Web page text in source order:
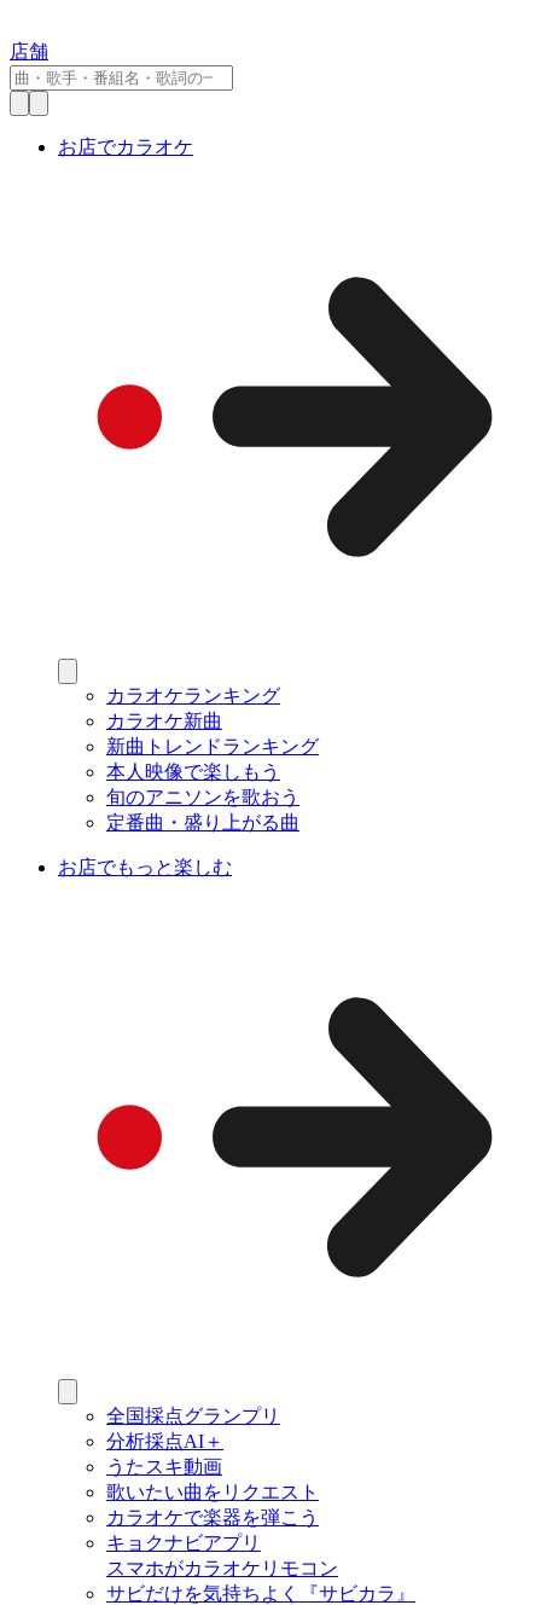
店舗
お店でカラオケ
カラオケランキング
カラオケ新曲
新曲トレンドランキング
本人映像で楽しもう
旬のアニソンを歌おう
定番曲・盛り上がる曲
お店でもっと楽しむ
全国採点グランプリ
分析採点AI＋
うたスキ動画
歌いたい曲をリクエスト
カラオケで楽器を弾こう
キョクナビアプリ
スマホがカラオケリモコン
サビだけを気持ちよく『サビカラ』